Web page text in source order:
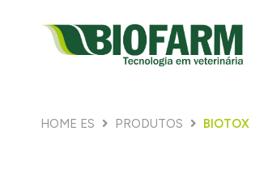
HOME ES PRODUTOS BIOTOX